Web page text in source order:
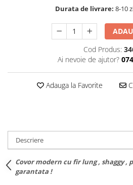
Durata de livrare: 8-10
Cod Produs:
Ai nevoie de ajutor?
Adauga la Favorite
Descriere
Covor modern cu fir lung , shaggy ,
garantata !